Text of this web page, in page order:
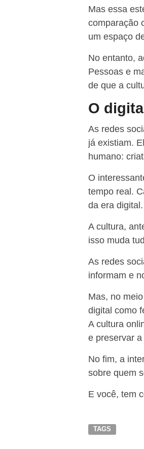
Mas essa
comparação
um espaço
No entanto,
Pessoas e
de que a
O
As redes
já existiam.
humano:
O
tempo real.
da era digital.
A cultura,
isso muda
As redes
informam e
Mas, no
digital como
A cultura
e preservar
No fim, a
sobre quem
E você, tem
TAGS